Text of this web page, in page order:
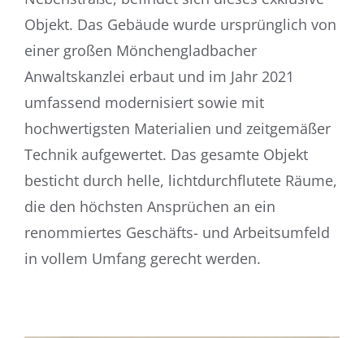
Objekt. Das Gebäude wurde ursprünglich von
einer großen Mönchengladbacher
Anwaltskanzlei erbaut und im Jahr 2021
umfassend modernisiert sowie mit
hochwertigsten Materialien und zeitgemäßer
Technik aufgewertet. Das gesamte Objekt
besticht durch helle, lichtdurchflutete Räume,
die den höchsten Ansprüchen an ein
renommiertes Geschäfts- und Arbeitsumfeld
in vollem Umfang gerecht werden.